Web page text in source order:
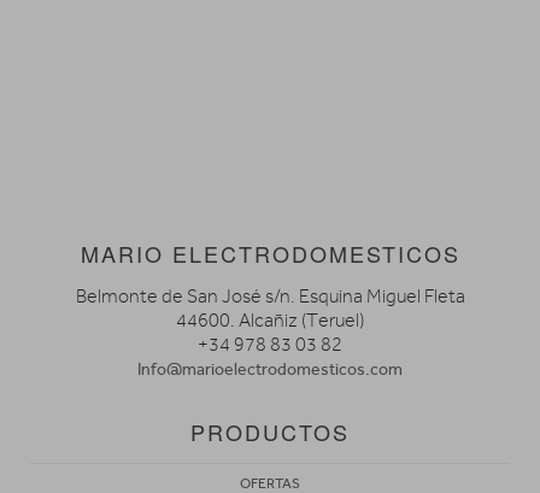
MARIO ELECTRODOMESTICOS
Belmonte de San José s/n. Esquina Miguel Fleta
44600. Alcañiz (Teruel)
+34 978 83 03 82
Info@marioelectrodomesticos.com
PRODUCTOS
OFERTAS